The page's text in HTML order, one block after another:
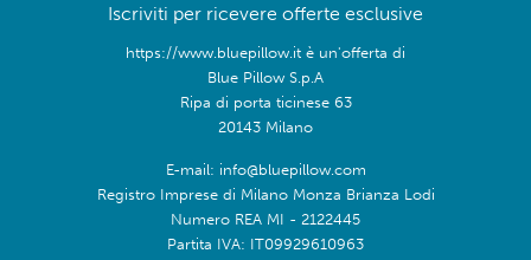
Iscriviti per ricevere offerte esclusive
https://www.bluepillow.it è un'offerta di
Blue Pillow S.p.A
Ripa di porta ticinese 63
20143 Milano
E-mail: info@bluepillow.com
Registro Imprese di Milano Monza Brianza Lodi
Numero REA MI - 2122445
Partita IVA: IT09929610963